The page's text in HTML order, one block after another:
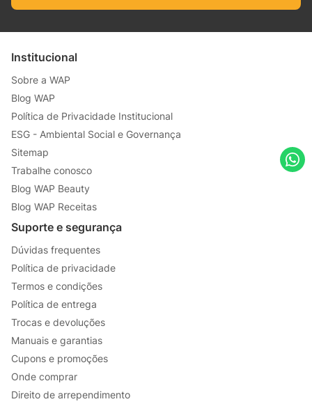
Institucional
Sobre a WAP
Blog WAP
Política de Privacidade Institucional
ESG - Ambiental Social e Governança
Sitemap
Trabalhe conosco
Blog WAP Beauty
Blog WAP Receitas
Suporte e segurança
Dúvidas frequentes
Política de privacidade
Termos e condições
Política de entrega
Trocas e devoluções
Manuais e garantias
Cupons e promoções
Onde comprar
Direito de arrependimento